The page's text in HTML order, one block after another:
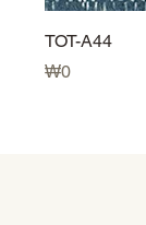
TOT-A44
価格
₩0